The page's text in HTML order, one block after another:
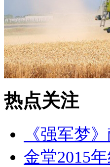
热点关注
《强军梦
金堂2015